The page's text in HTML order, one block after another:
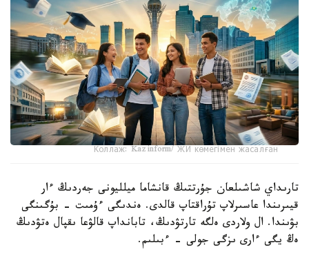
Коллаж: Kazinform/ ЖИ көмегімен жасалған
تارىداي شاشىلعان جۇرتتىڭ قانشاما ميلليونى جەردىڭ ءار
قيىرىندا عاسىرلاپ تۇراقتاپ قالدى. ەندىگى ءۇمىت - بۇگىنگى
بۋىندا. ال ولاردى ەلگە تارتۋدىڭ، تابانداپ قالۋعا ىقپال ەتۋدىڭ
ەڭ يگى ءارى ىزگى جولى - ءبىلىم.